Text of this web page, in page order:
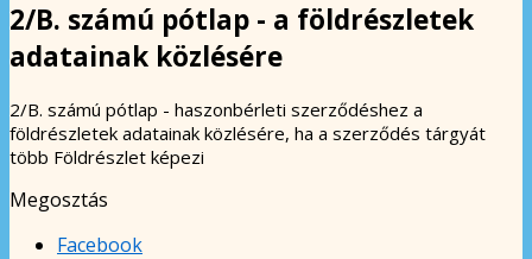
2/B. számú pótlap - a földrészletek
adatainak közlésére
2/B. számú pótlap - haszonbérleti szerződéshez a
földrészletek adatainak közlésére, ha a szerződés tárgyát
több Földrészlet képezi
Megosztás
Facebook